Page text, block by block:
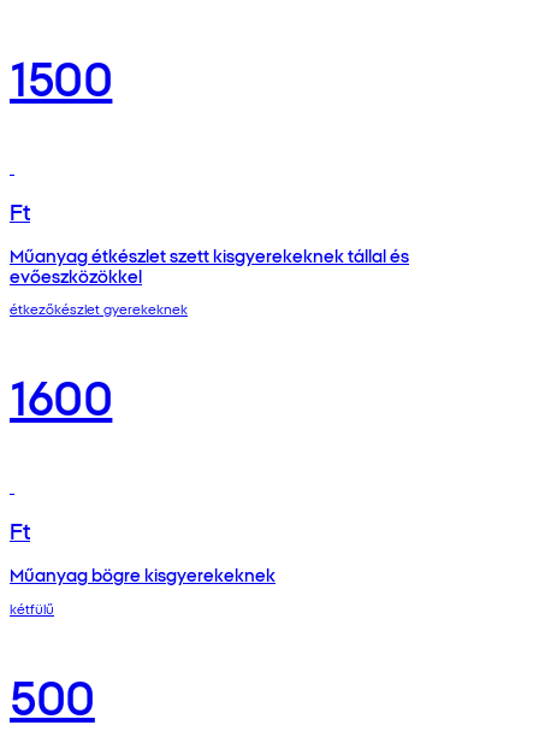
1500
Ft
Műanyag étkészlet szett kisgyerekeknek tállal és
evőeszközökkel
étkezőkészlet gyerekeknek
1600
Ft
Műanyag bögre kisgyerekeknek
kétfülű
500